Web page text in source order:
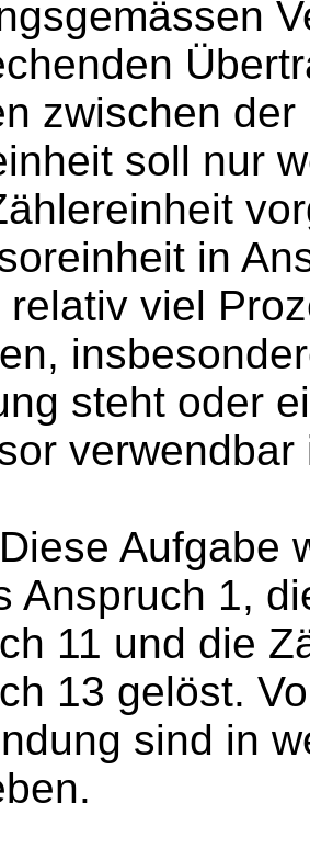
zwischen
soll nur
in
relativ viel
steht oder
verwendbar
Diese Aufgabe
Anspruch 1,
11 und die
13 gelöst.
sind in